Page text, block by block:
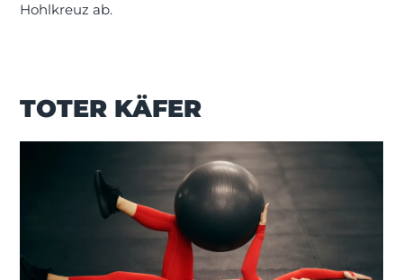
Hohlkreuz ab.
TOTER KÄFER